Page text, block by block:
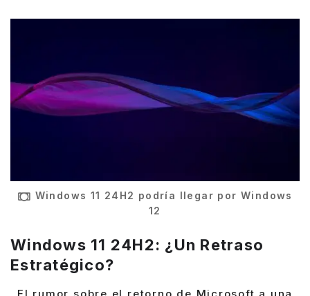
Windows 11 24H2 podría llegar por Windows
12
Windows 11 24H2: ¿Un Retraso
Estratégico?